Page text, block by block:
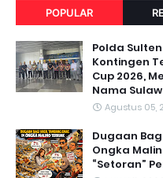
POPULAR
Polda
Kontingen
Cup 2026,
Nama
Agustus 05,
Dugaan
Ongka
“Setoran”